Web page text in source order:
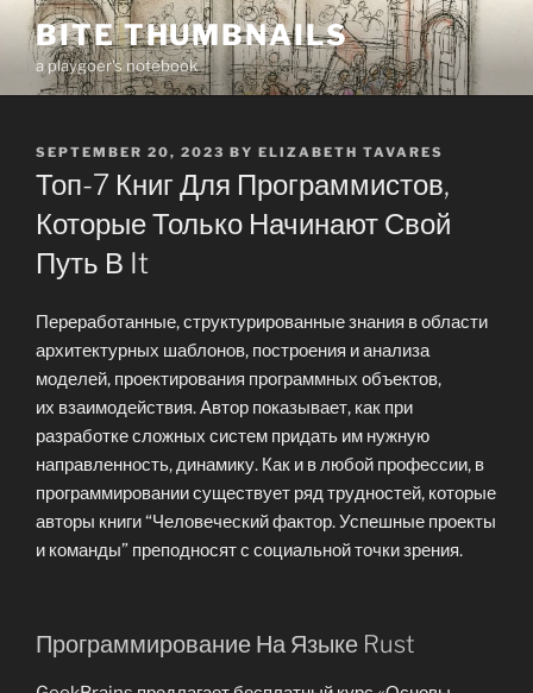
Skip
content
BITE THUMBNAILS
a playgoer's notebook
POSTED
ON
SEPTEMBER 20, 2023 BY ELIZABETH TAVARES
Топ-7 Книг Для Программистов,
Которые Только Начинают Свой
Путь В It
Переработанные, структурированные знания в области
архитектурных шаблонов, построения и анализа
моделей, проектирования программных объектов,
их взаимодействия. Автор показывает, как при
разработке сложных систем придать им нужную
направленность, динамику. Как и в любой профессии, в
программировании существует ряд трудностей, которые
авторы книги “Человеческий фактор. Успешные проекты
и команды” преподносят с социальной точки зрения.
Программирование На Языке Rust